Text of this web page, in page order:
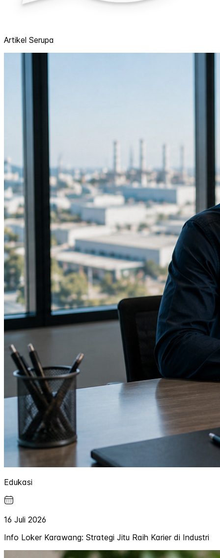
Artikel Serupa
Edukasi
16 Juli 2026
Info Loker Karawang: Strategi Jitu Raih Karier di Industri